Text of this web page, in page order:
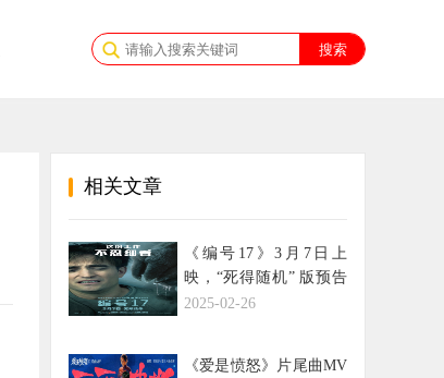
相关文章
《编号17》3月7日上
映，“死得随机” 版预告
曝光
2025-02-26
《爱是愤怒》片尾曲MV